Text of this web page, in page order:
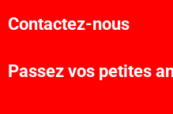
Contactez-nous
Passez vos petites